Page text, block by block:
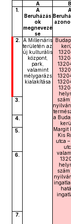
A B
1.
A
Beruházás
ok
megnevezé
se
A
2. A Millenáris
területén az
új kulturális
központ,
park,
valamint
mélygarázs
kialakítása
a
Margit
Kis
utca
3.
4.
5.
6.
7.